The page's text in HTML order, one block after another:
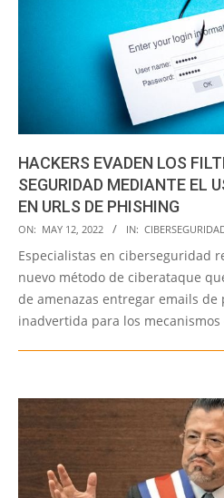
HACKERS EVADEN LOS
SEGURIDAD MEDIANTE EL
EN URLS DE PHISHING
2022-
05-
12
ON: MAY 12, 2022 IN:
Especialistas en ciberseguridad
nuevo método de ciberataque
de amenazas entregar emails
inadvertida para los mecanismos